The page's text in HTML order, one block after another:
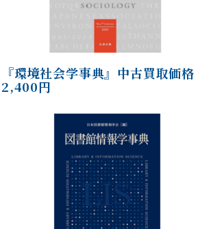
『環境社会学事典』中古買取価格
2,400円